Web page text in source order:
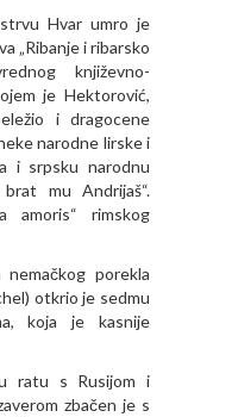
Hvar umro je
„Ribanje i ribarsko
književno-
je Hektorović,
i dragocene
narodne lirske i
i srpsku narodnu
mu Andrijaš“.
amoris“ rimskog
porekla
otkrio je sedmu
koja je kasnije
ratu s Rusijom i
zbačen je s